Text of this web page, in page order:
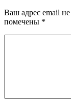
Ваш адрес email
помечены *